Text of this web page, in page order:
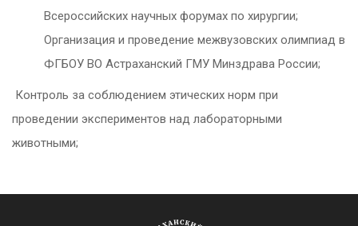
Всероссийских научных форумах по хирургии;
Организация и проведение межвузовских олимпиад в
ФГБОУ ВО Астраханский ГМУ Минздрава России;
Контроль за соблюдением этических норм при
проведении экспериментов над лабораторными
животными;